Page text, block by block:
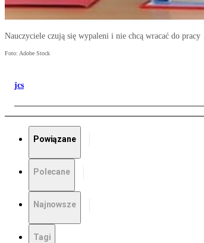
Nauczyciele czują się wypaleni i nie chcą wracać do pracy
Foto: Adobe Stock
jcs
Powiązane
Polecane
Najnowsze
Tagi